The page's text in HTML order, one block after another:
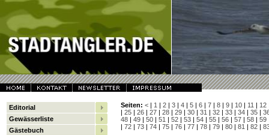
Editorial
Gewässerliste
Gästebuch
Seiten: < | 1 | 2 | 3 | 4 | 5 | 6 | 7 | 8 | 9 | 10 | 11 | 12
| 25 | 26 | 27 | 28 | 29 | 30 | 31 | 32 | 33 | 34 | 35 |
48 | 49 | 50 | 51 | 52 | 53 | 54 | 55 | 56 | 57 | 58 | 59
| 72 | 73 | 74 | 75 | 76 | 77 | 78 | 79 | 80 | 81 | 82 |